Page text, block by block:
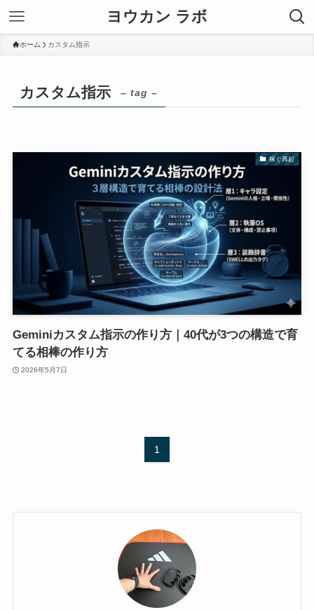
ヨウカン ラボ
ホーム カスタム指示
カスタム指示 – tag –
稼ぐ再起
Geminiカスタム指示の作り方｜40代が3つの構造で育
てる相棒の作り方
2026年5月7日
1